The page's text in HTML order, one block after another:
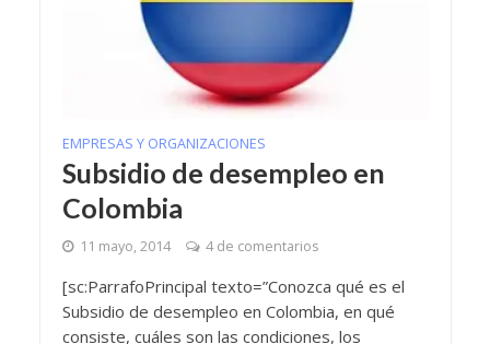
EMPRESAS Y ORGANIZACIONES
Subsidio de desempleo en
Colombia
11 mayo, 2014 4 de comentarios
[sc:ParrafoPrincipal texto=”Conozca qué es el
Subsidio de desempleo en Colombia, en qué
consiste, cuáles son las condiciones, los